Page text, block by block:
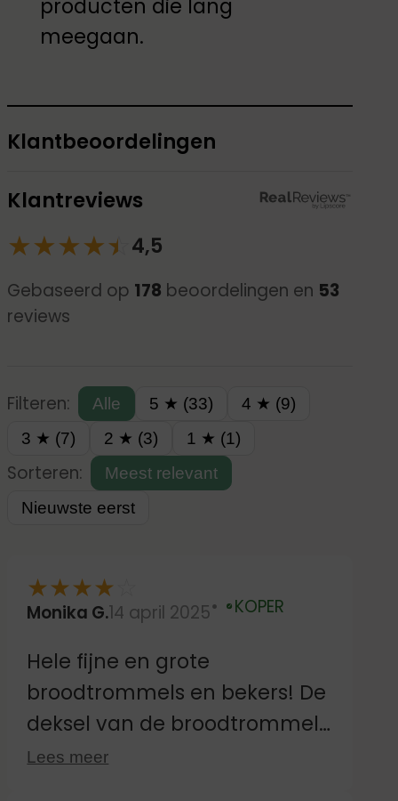
producten die lang
meegaan.
Klantbeoordelingen
Klantreviews
★★★★☆
★ 4,5
Gebaseerd op 178 beoordelingen en 53
reviews
Filteren: Alle 5 ★ (33)
4 ★ (9)
3 ★ (7)
2 ★ (3) 1 ★ (1)
Sorteren:
Meest relevant
Nieuwste eerst
★★★★
Monika G.14 april 2025 Geverifieerd
KOPER
Hele fijne en grote
broodtrommels en bekers! De
deksel van de broodtrommel
is voor onze kinderen (4
Lees meer